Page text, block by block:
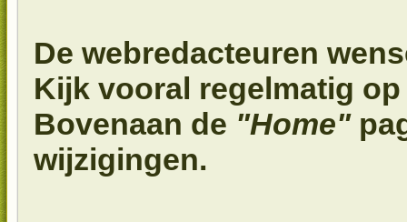
De webredacteuren
Kijk vooral regelmatig
Bovenaan de "Home"
wijzigingen.